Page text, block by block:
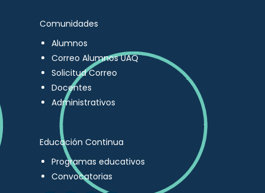
Comunidades
Alumnos
Correo Alumnos UAQ
Solicitud Correo
Docentes
Administrativos
Educación Continua
Programas educativos
Convocatorias